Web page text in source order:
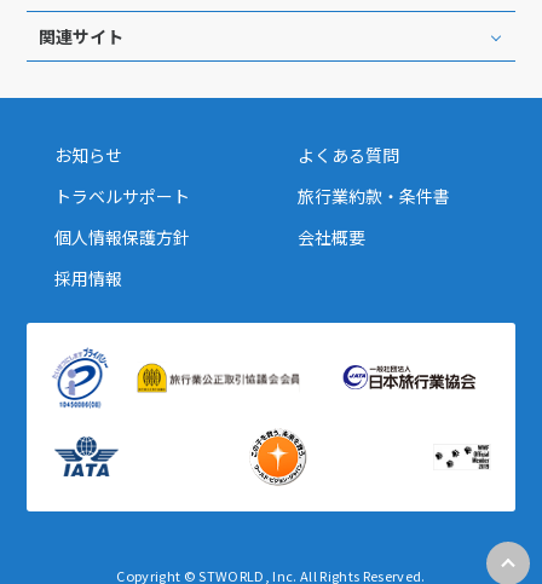
関連サイト
お知らせ
よくある質問
トラベルサポート
旅行業約款・条件書
個人情報保護方針
会社概要
採用情報
Copyright © STWORLD, Inc. All Rights Reserved.